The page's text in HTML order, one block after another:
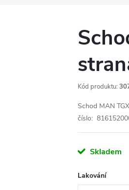
Kód produktu:
Schod MAN
číslo:
Lakování
Skladem